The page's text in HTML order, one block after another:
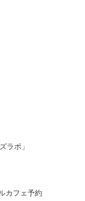
」にてマッス
ラボ」
カフェ予約